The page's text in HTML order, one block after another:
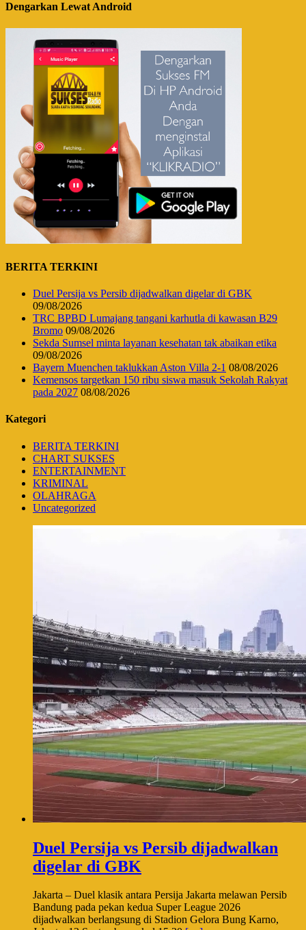
Dengarkan Lewat Android
BERITA TERKINI
Duel Persija vs Persib dijadwalkan digelar di GBK
09/08/2026
TRC BPBD Lumajang tangani karhutla di kawasan B29
Bromo 09/08/2026
Sekda Sumsel minta layanan kesehatan tak abaikan etika
09/08/2026
Bayern Muenchen taklukkan Aston Villa 2-1 08/08/2026
Kemensos targetkan 150 ribu siswa masuk Sekolah Rakyat
pada 2027 08/08/2026
Kategori
BERITA TERKINI
CHART SUKSES
ENTERTAINMENT
KRIMINAL
OLAHRAGA
Uncategorized
Duel Persija vs Persib dijadwalkan
digelar di GBK
Jakarta – Duel klasik antara Persija Jakarta melawan Persib
Bandung pada pekan kedua Super League 2026
dijadwalkan berlangsung di Stadion Gelora Bung Karno,